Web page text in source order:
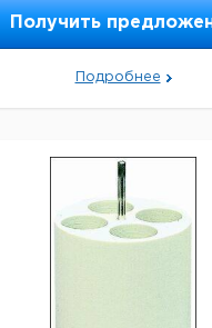
Получить
Подробнее